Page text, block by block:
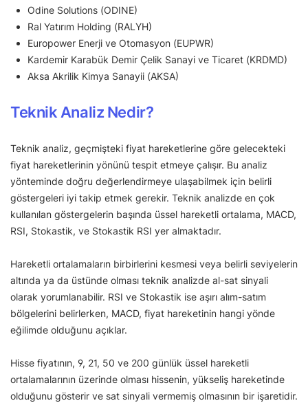
Odine Solutions (ODINE)
Ral Yatırım Holding (RALYH)
Europower Enerji ve Otomasyon (EUPWR)
Kardemir Karabük Demir Çelik Sanayi ve Ticaret (KRDMD)
Aksa Akrilik Kimya Sanayii (AKSA)
Teknik Analiz Nedir?
Teknik analiz, geçmişteki fiyat hareketlerine göre gelecekteki
fiyat hareketlerinin yönünü tespit etmeye çalışır. Bu analiz
yönteminde doğru değerlendirmeye ulaşabilmek için belirli
göstergeleri iyi takip etmek gerekir. Teknik analizde en çok
kullanılan göstergelerin başında üssel hareketli ortalama, MACD,
RSI, Stokastik, ve Stokastik RSI yer almaktadır.
Hareketli ortalamaların birbirlerini kesmesi veya belirli seviyelerin
altında ya da üstünde olması teknik analizde al-sat sinyali
olarak yorumlanabilir. RSI ve Stokastik ise aşırı alım-satım
bölgelerini belirlerken, MACD, fiyat hareketinin hangi yönde
eğilimde olduğunu açıklar.
Hisse fiyatının, 9, 21, 50 ve 200 günlük üssel hareketli
ortalamalarının üzerinde olması hissenin, yükseliş hareketinde
olduğunu gösterir ve sat sinyali vermemiş olmasının bir işaretidir.